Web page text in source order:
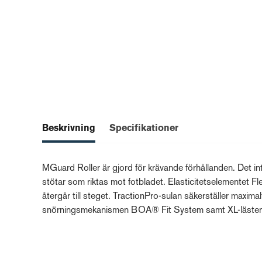
Beskrivning Specifikationer
MGuard Roller är gjord för krävande förhållanden. Det
stötar som riktas mot fotbladet. Elasticitetselementet
återgår till steget. TractionPro-sulan säkerställer
snörningsmekanismen BOA® Fit System samt XL-